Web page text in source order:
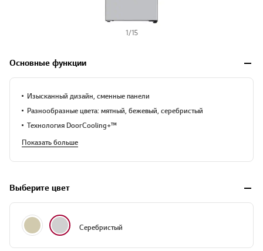
1/15
Основные функции
Изысканный дизайн, сменные панели
Разнообразные цвета: мятный, бежевый, серебристый
Технология DoorCooling+™
Показать больше
Выберите цвет
БежевыйСеребристыйСеребристый